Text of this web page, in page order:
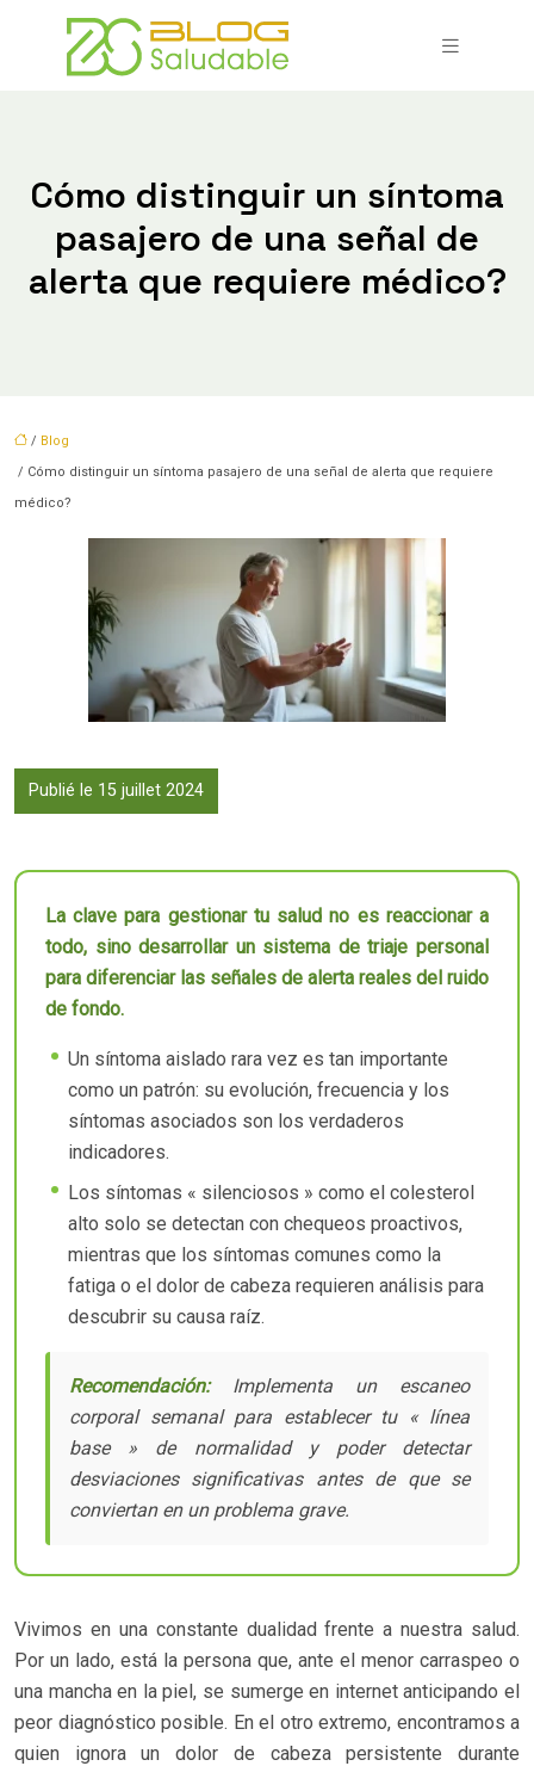
Cómo distinguir un síntoma
pasajero de una señal de
alerta que requiere médico?
/ Blog
/ Cómo distinguir un síntoma pasajero de una señal de alerta que requiere
médico?
Publié le 15 juillet 2024
La clave para gestionar tu salud no es reaccionar a
todo, sino desarrollar un sistema de triaje personal
para diferenciar las señales de alerta reales del ruido
de fondo.
Un síntoma aislado rara vez es tan importante
como un patrón: su evolución, frecuencia y los
síntomas asociados son los verdaderos
indicadores.
Los síntomas « silenciosos » como el colesterol
alto solo se detectan con chequeos proactivos,
mientras que los síntomas comunes como la
fatiga o el dolor de cabeza requieren análisis para
descubrir su causa raíz.
Recomendación:Implementa un escaneo
corporal semanal para establecer tu « línea
base » de normalidad y poder detectar
desviaciones significativas antes de que se
conviertan en un problema grave.
Vivimos en una constante dualidad frente a nuestra salud.
Por un lado, está la persona que, ante el menor carraspeo o
una mancha en la piel, se sumerge en internet anticipando el
peor diagnóstico posible. En el otro extremo, encontramos a
quien ignora un dolor de cabeza persistente durante